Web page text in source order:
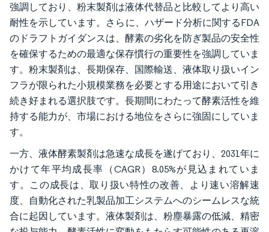
強調しており、粉末製剤は液体代替品と比較してより高い
耐性を示しています。さらに、ハザード分析に関するFDA
のドラフトガイダンスは、酵素の劣化を防ぎ製品の安全性
を確保するための最適な保存慣行の重要性を強調していま
す。粉末製剤は、長期保存、国際輸送、液体取り扱いイン
フラが限られた小規模業務を必要とする用途において引き
続き好まれる選択肢です。長期間にわたって酵素活性を維
持する能力が、市場における地位をさらに強固にしていま
す。
一方、液体酵素製剤は急速な成長を遂げており、2031年に
かけて年平均成長率（CAGR）8.05%が見込まれていま
す。この成長は、取り扱い特性の改善、より速い溶解速
度、自動化された乳製品加工システムへのシームレスな統
合に起因しています。液体製剤は、粉塵暴露の低減、精密